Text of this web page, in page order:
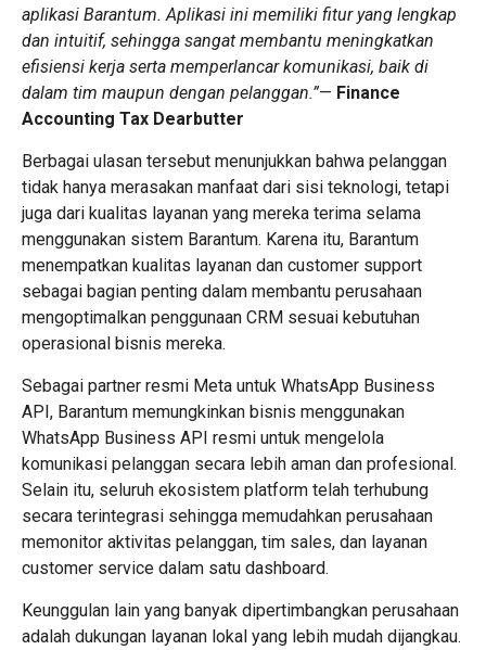
aplikasi Barantum. Aplikasi ini memiliki fitur yang lengkap
dan intuitif, sehingga sangat membantu meningkatkan
efisiensi kerja serta memperlancar komunikasi, baik di
dalam tim maupun dengan pelanggan.”— Finance
Accounting Tax Dearbutter
Berbagai ulasan tersebut menunjukkan bahwa pelanggan
tidak hanya merasakan manfaat dari sisi teknologi, tetapi
juga dari kualitas layanan yang mereka terima selama
menggunakan sistem Barantum. Karena itu, Barantum
menempatkan kualitas layanan dan customer support
sebagai bagian penting dalam membantu perusahaan
mengoptimalkan penggunaan CRM sesuai kebutuhan
operasional bisnis mereka.
Sebagai partner resmi Meta untuk WhatsApp Business
API, Barantum memungkinkan bisnis menggunakan
WhatsApp Business API resmi untuk mengelola
komunikasi pelanggan secara lebih aman dan profesional.
Selain itu, seluruh ekosistem platform telah terhubung
secara terintegrasi sehingga memudahkan perusahaan
memonitor aktivitas pelanggan, tim sales, dan layanan
customer service dalam satu dashboard.
Keunggulan lain yang banyak dipertimbangkan perusahaan
adalah dukungan layanan lokal yang lebih mudah dijangkau.